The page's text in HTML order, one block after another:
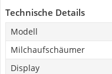
Technische Details
Modell
Milchaufschäumer
Display